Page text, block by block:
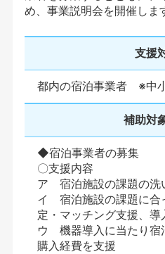
め、事業説明会を開催しま
支援
都内の宿泊事業者 ※中
補助対
◆宿泊事業者の募集
〇支援内容
ア 宿泊施設の課題の洗
イ 宿泊施設の課題に合
定・マッチング支援、導
ウ 機器導入に当たり宿
購入経費を支援